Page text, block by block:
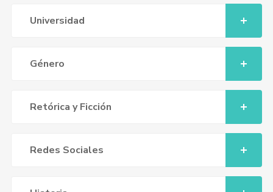
Universidad
Género
Retórica y Ficción
Redes Sociales